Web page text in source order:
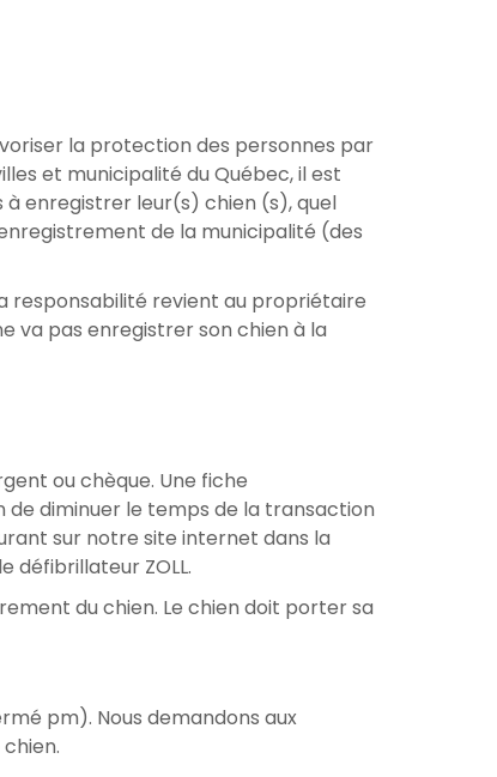
la protection des personnes par
et municipalité du Québec, il est
enregistrer leur(s) chien (s), quel
de la municipalité (des
responsabilité revient au propriétaire
va pas enregistrer son chien à la
ou chèque. Une fiche
diminuer le temps de la transaction
sur notre site internet dans la
défibrillateur ZOLL.
du chien. Le chien doit porter sa
pm). Nous demandons aux